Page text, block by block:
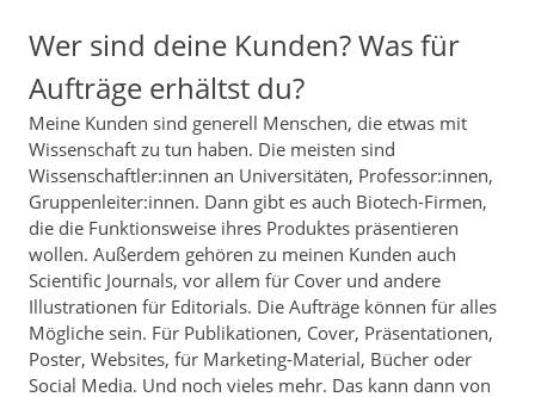
Wer sind deine Kunden? Was für
Aufträge erhältst du?
Meine Kunden sind generell Menschen, die etwas mit
Wissenschaft zu tun haben. Die meisten sind
Wissenschaftler:innen an Universitäten, Professor:innen,
Gruppenleiter:innen. Dann gibt es auch Biotech-Firmen,
die die Funktionsweise ihres Produktes präsentieren
wollen. Außerdem gehören zu meinen Kunden auch
Scientific Journals, vor allem für Cover und andere
Illustrationen für Editorials. Die Aufträge können für alles
Mögliche sein. Für Publikationen, Cover, Präsentationen,
Poster, Websites, für Marketing-Material, Bücher oder
Social Media. Und noch vieles mehr. Das kann dann von